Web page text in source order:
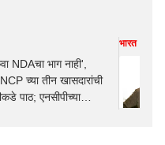
NDAचा भाग नाही',
च्या तीन खासदारांची
पाठ; एनसीपीच्या
भारत